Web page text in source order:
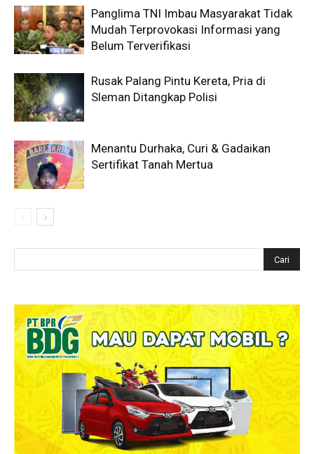
Panglima TNI Imbau Masyarakat Tidak
Mudah Terprovokasi Informasi yang
Belum Terverifikasi
Rusak Palang Pintu Kereta, Pria di
Sleman Ditangkap Polisi
Menantu Durhaka, Curi & Gadaikan
Sertifikat Tanah Mertua